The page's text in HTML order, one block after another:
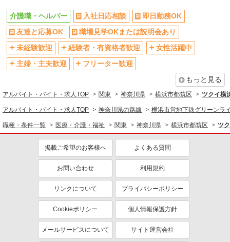
研修制度あり
社員登用あり
資格取得支援制度あり
髪型・髪色自由
髭（ひげ）OK
ネイルOK
同じ職種から求人を探す
介護職・ヘルパー
同じ特徴から求人を探す
未経験歓迎
ミドル（40代～）活躍中
副業・WワークOK
交通費支給
社会保険あり
産休・育休取得実績あり
社員登用あり
介護職・ヘルパー 入社日応相談
即日勤務OK
友達と応募OK
職場見学OKまたは説明会あり
未経験歓迎
経験者・有資格者歓迎
女性活躍中
主婦・主夫歓迎
フリーター歓迎
もっと見る
アルバイト・バイト・求人TOP 関東 神奈川県 横浜市都筑区 ツクイ横
アルバイト・バイト・求人TOP 神奈川県の路線 横浜市営地下鉄グリーンラ
職種・条件一覧 医療・介護・福祉 関東 神奈川県 横浜市都筑区 ツ
掲載ご希望のお客様へ よくある質問
お問い合わせ 利用規約
リンクについて プライバシーポリシー
Cookieポリシー 個人情報保護方針
メールサービスについて サイト運営会社